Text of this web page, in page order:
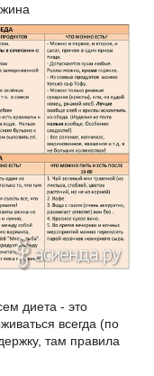
диета - это
всегда (по
там правила